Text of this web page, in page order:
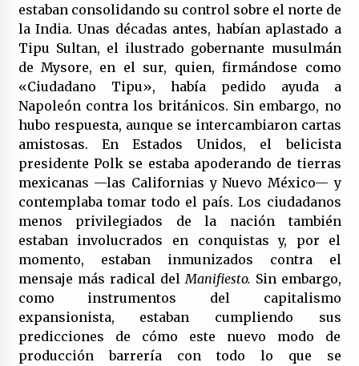
estaban consolidando su control sobre el norte de
la India. Unas décadas antes, habían aplastado a
Tipu Sultan, el ilustrado gobernante musulmán
de Mysore, en el sur, quien, firmándose como
«Ciudadano Tipu», había pedido ayuda a
Napoleón contra los británicos. Sin embargo, no
hubo respuesta, aunque se intercambiaron cartas
amistosas. En Estados Unidos, el belicista
presidente Polk se estaba apoderando de tierras
mexicanas —las Californias y Nuevo México— y
contemplaba tomar todo el país. Los ciudadanos
menos privilegiados de la nación también
estaban involucrados en conquistas y, por el
momento, estaban inmunizados contra el
mensaje más radical delManifiesto. Sin embargo,
como instrumentos del capitalismo
expansionista, estaban cumpliendo sus
predicciones de cómo este nuevo modo de
producción barrería con todo lo que se